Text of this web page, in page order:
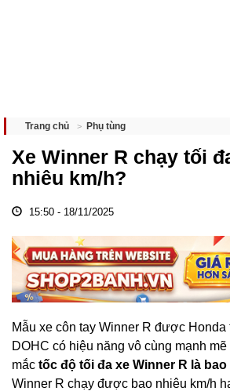
Trang chủ Phụ tùng
Xe Winner R chạy tối
nhiêu km/h?
15:50 - 18/11/2025
Mẫu xe côn tay Winner R được
DOHC có hiệu năng vô cùng mạnh
mắc tốc độ tối đa xe Winner R là bao
Winner R chạy được bao nhiêu km/h